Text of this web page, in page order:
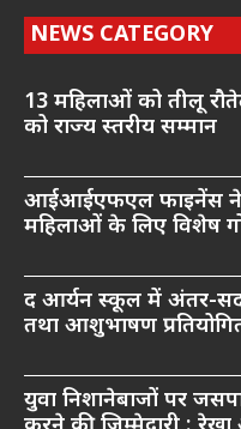
NEWS CATEGORY
13 महिलाओं को तीलू
को राज्य स्तरीय सम्मान
आईआईएफएल फाइनेंस ने
महिलाओं के लिए विशेष
द आर्यन स्कूल में अंतर-
तथा आशुभाषण
युवा निशानेबाजों पर